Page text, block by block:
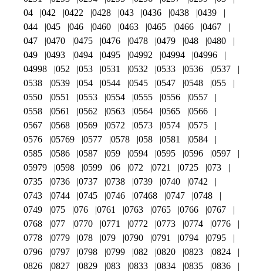
04
042 0422 0428 043 0436 0438
0439
044
045 046 0460 0463 0465 0466
0467
047
0470 0475 0476 0478 0479 048
0480
049
0493 0494 0495 04992 04994
04996
04998
052 053 0531 0532 0533 0536
0537
0538
0539 054 0544 0545 0547 0548
055
0550
0551 0553 0554 0555 0556
0557
0558
0561 0562 0563 0564 0565
0566
0567
0568 0569 0572 0573 0574
0575
0576
05769 0577 0578 058 0581
0584
0585
0586 0587 059 0594 0595 0596
0597
05979
0598 0599 06 072 0721 0725
073
0735
0736 0737 0738 0739 0740
0742
0743
0744 0745 0746 07468 0747
0748
0749
075 076 0761 0763 0765 0766
0767
0768
077 0770 0771 0772 0773 0774
0776
0778
0779 078 079 0790 0791 0794
0795
0796
0797 0798 0799 082 0820 0823
0824
0826
0827 0829 083 0833 0834 0835
0836